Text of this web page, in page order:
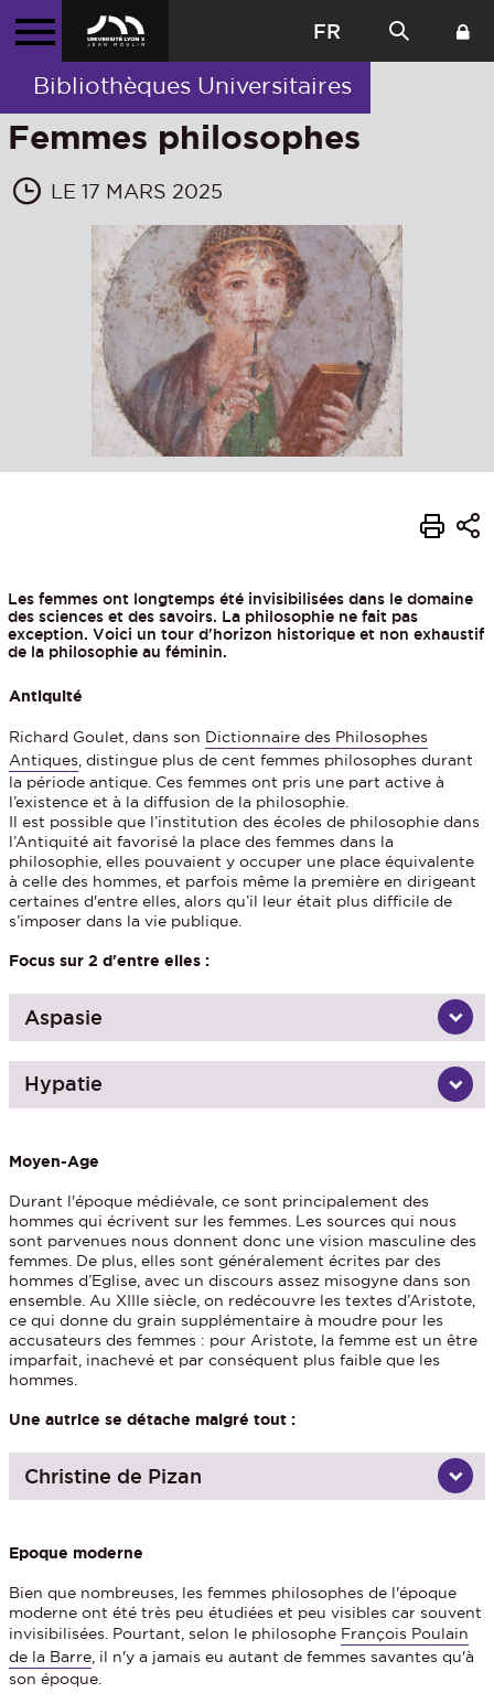
FR
Bibliothèques Universitaires
Femmes philosophes
LE 17 MARS 2025
Les femmes ont longtemps été invisibilisées dans le domaine
des sciences et des savoirs. La philosophie ne fait pas
exception. Voici un tour d'horizon historique et non exhaustif
de la philosophie au féminin.
Antiquité
Richard Goulet, dans son Dictionnaire des Philosophes
Antiques , distingue plus de cent femmes philosophes durant
la période antique. Ces femmes ont pris une part active à
l’existence et à la diffusion de la philosophie.
Il est possible que l’institution des écoles de philosophie dans
l’Antiquité ait favorisé la place des femmes dans la
philosophie, elles pouvaient y occuper une place équivalente
à celle des hommes, et parfois même la première en dirigeant
certaines d'entre elles, alors qu’il leur était plus difficile de
s’imposer dans la vie publique.
Focus sur 2 d'entre elles :
Aspasie
Hypatie
Moyen-Age
Durant l'époque médiévale, ce sont principalement des
hommes qui écrivent sur les femmes. Les sources qui nous
sont parvenues nous donnent donc une vision masculine des
femmes. De plus, elles sont généralement écrites par des
hommes d’Eglise, avec un discours assez misogyne dans son
ensemble. Au XIIIe siècle, on redécouvre les textes d’Aristote,
ce qui donne du grain supplémentaire à moudre pour les
accusateurs des femmes : pour Aristote, la femme est un être
imparfait, inachevé et par conséquent plus faible que les
hommes.
Une autrice se détache malgré tout :
Christine de Pizan
Epoque moderne
Bien que nombreuses, les femmes philosophes de l'époque
moderne ont été très peu étudiées et peu visibles car souvent
invisibilisées. Pourtant, selon le philosophe François Poulain
de la Barre , il n'y a jamais eu autant de femmes savantes qu'à
son époque.